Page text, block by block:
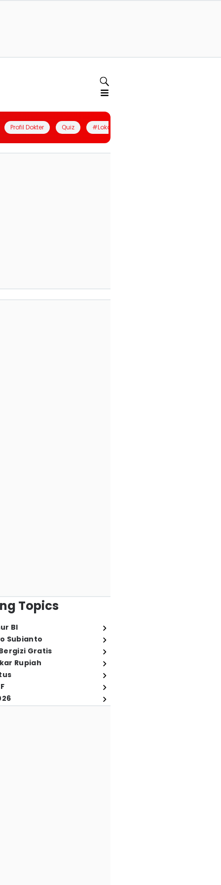
Profil Dokter Quiz #LokalBerdaya
Topics
BI
Subianto
Gratis
Rupiah